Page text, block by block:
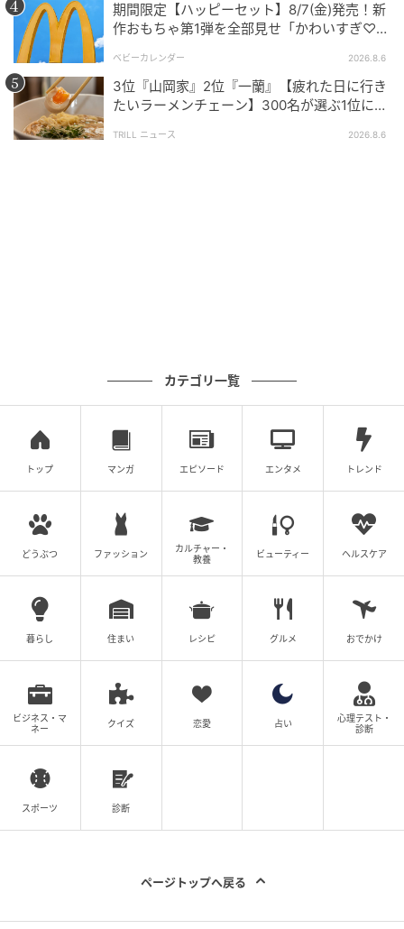
長時間連続再生ができる♪音ズレを抑えるゲ
ームモードも搭載！
michill
LEDインジケーターが備わっており、電池残量が一目で
分かる便利な設計。
青色のランプがいくつ点灯しているかでどのくらいバ
期間限定【ハッピーセット】8/7(金)発売！新
作おもちゃ第1弾を全部見せ「かわいすぎ♡」
ベビーカレンダー 2026.8.6
3位『山岡家』2位『一蘭』【疲れた日に行き
たいラーメンチェーン】300名が選ぶ1位に
る」
TRILL ニュース 2026.8.6
カテゴリ一覧
トップ マンガ エピソード エンタメ トレンド
どうぶつ ファッション
カルチャー・
教養
ビューティー ヘルスケア
暮らし 住まい レシピ グルメ おでかけ
ビジネス・マ
ネー
クイズ 恋愛 占い
心理テスト・
診断
スポーツ 診断
ページトップへ戻る